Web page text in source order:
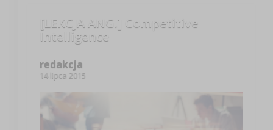
[LEKCJA ANG.] Competitive
Intelligence
redakcja
14 lipca 2015